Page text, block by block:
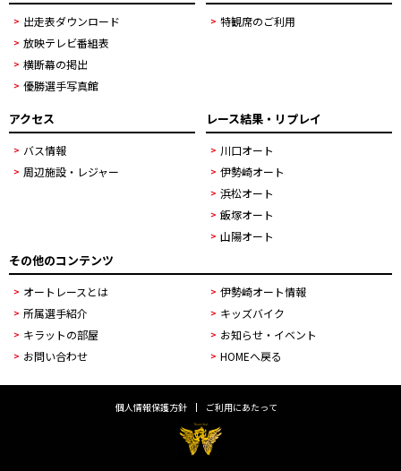
出走表ダウンロード
放映テレビ番組表
横断幕の掲出
優勝選手写真館
特観席のご利用
アクセス
バス情報
周辺施設・レジャー
レース結果・リプレイ
川口オート
伊勢崎オート
浜松オート
飯塚オート
山陽オート
その他のコンテンツ
オートレースとは
伊勢崎オート情報
所属選手紹介
キッズバイク
キラットの部屋
お知らせ・イベント
お問い合わせ
HOMEへ戻る
個人情報保護方針 ご利用にあたって